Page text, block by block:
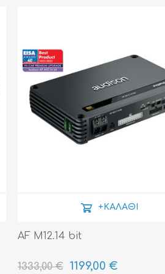
ΚΑΛΏΔΙΑ ΜΟΝΩΤΙΚΆ
AF M12.14 bit
1333,00 € 1199,00 €
+ΚΑΛΆΘΙ